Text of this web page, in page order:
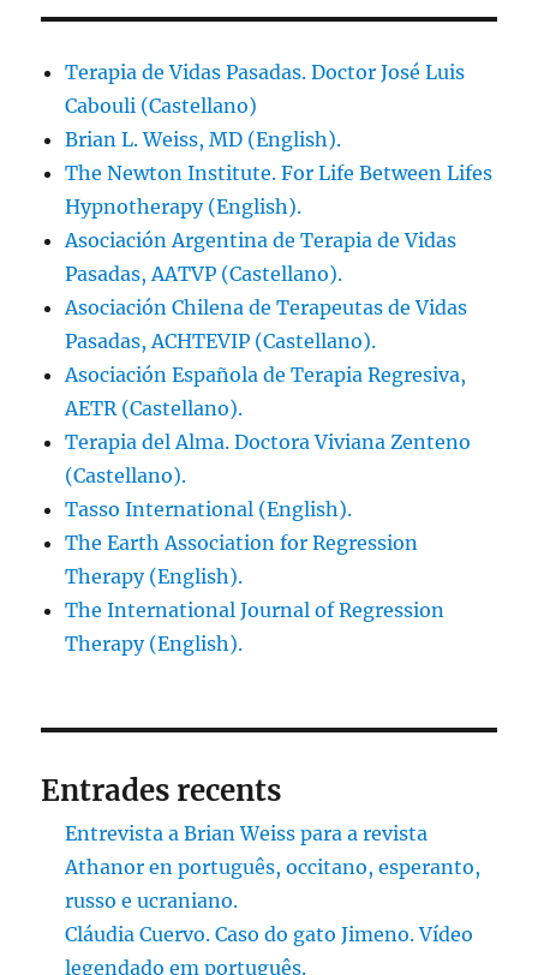
Terapia de Vidas Pasadas. Doctor José Luis
Cabouli (Castellano)
Brian L. Weiss, MD (English).
The Newton Institute. For Life Between Lifes
Hypnotherapy (English).
Asociación Argentina de Terapia de Vidas
Pasadas, AATVP (Castellano).
Asociación Chilena de Terapeutas de Vidas
Pasadas, ACHTEVIP (Castellano).
Asociación Española de Terapia Regresiva,
AETR (Castellano).
Terapia del Alma. Doctora Viviana Zenteno
(Castellano).
Tasso International (English).
The Earth Association for Regression
Therapy (English).
The International Journal of Regression
Therapy (English).
Entrades recents
Entrevista a Brian Weiss para a revista
Athanor en português, occitano, esperanto,
russo e ucraniano.
Cláudia Cuervo. Caso do gato Jimeno. Vídeo
legendado em português.